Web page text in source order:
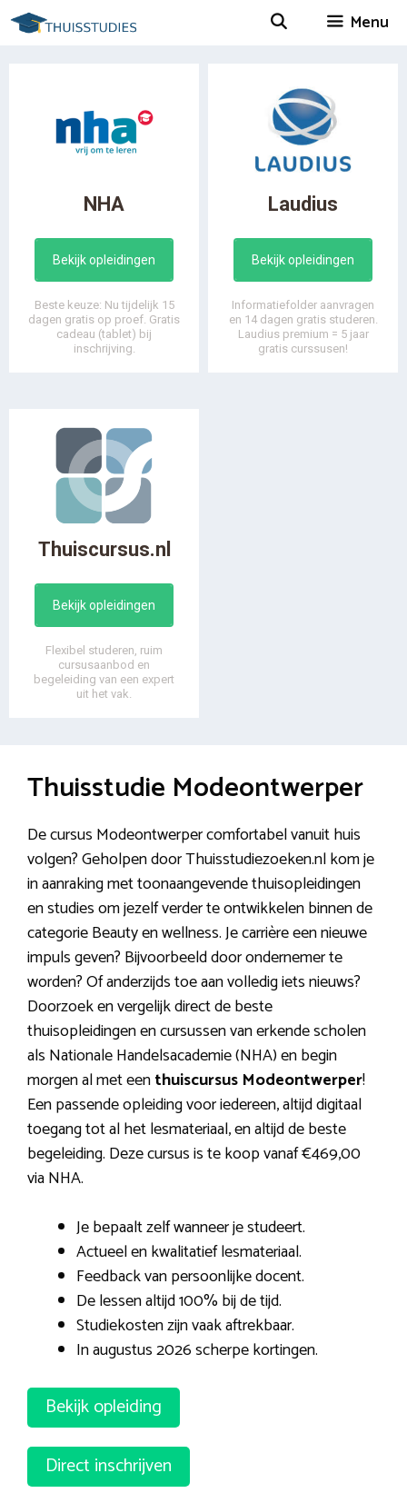
Spring
naar
Menu
NHA
Bekijk opleidingen
Beste keuze: Nu tijdelijk 15
dagen gratis op proef. Gratis
cadeau (tablet) bij
inschrijving.
Laudius
Bekijk opleidingen
Informatiefolder aanvragen
en 14 dagen gratis studeren.
Laudius premium = 5 jaar
gratis curssusen!
Thuiscursus.nl
Bekijk opleidingen
Flexibel studeren, ruim
cursusaanbod en
begeleiding van een expert
uit het vak.
Thuisstudie Modeontwerper
De cursus Modeontwerper comfortabel vanuit huis
volgen? Geholpen door Thuisstudiezoeken.nl kom je
in aanraking met toonaangevende thuisopleidingen
en studies om jezelf verder te ontwikkelen binnen de
categorie Beauty en wellness. Je carrière een nieuwe
impuls geven? Bijvoorbeeld door ondernemer te
worden? Of anderzijds toe aan volledig iets nieuws?
Doorzoek en vergelijk direct de beste
thuisopleidingen en cursussen van erkende scholen
als Nationale Handelsacademie (NHA) en begin
morgen al met eenthuiscursus Modeontwerper!
Een passende opleiding voor iedereen, altijd digitaal
toegang tot al het lesmateriaal, en altijd de beste
begeleiding. Deze cursus is te koop vanaf €469,00
via NHA.
Je bepaalt zelf wanneer je studeert.
Actueel en kwalitatief lesmateriaal.
Feedback van persoonlijke docent.
De lessen altijd 100% bij de tijd.
Studiekosten zijn vaak aftrekbaar.
In augustus 2026 scherpe kortingen.
Bekijk opleiding
Direct inschrijven